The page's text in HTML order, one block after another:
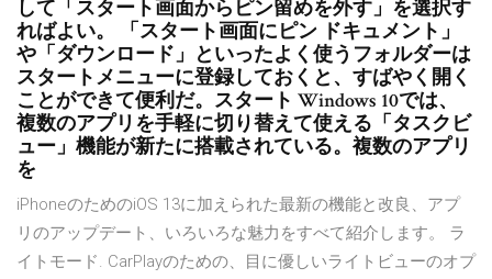
して「スタート画面からピン留めを外す」を選択す
ればよい。 「スタート画面にピン ドキュメント」
や「ダウンロード」といったよく使うフォルダーは
スタートメニューに登録しておくと、すばやく開く
ことができて便利だ。スタート Windows 10では、
複数のアプリを手軽に切り替えて使える「タスクビ
ュー」機能が新たに搭載されている。複数のアプリ
を
iPhoneのためのiOS 13に加えられた最新の機能と改良、アプ
リのアップデート、いろいろな魅力をすべて紹介します。 ラ
イトモード. CarPlayのための、目に優しいライトビューのオプ